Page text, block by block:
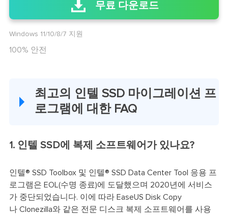
무료 다운로드
Windows 11/10/8/7 지원
100% 안전
최고의 인텔 SSD 마이그레이션 프
로그램에 대한 FAQ
1. 인텔 SSD에 복제 소프트웨어가 있나요?
인텔® SSD Toolbox 및 인텔® SSD Data Center Tool 응용 프
로그램은 EOL(수명 종료)에 도달했으며 2020년에 서비스
가 중단되었습니다. 이에 따라 EaseUS Disk Copy
나 Clonezilla와 같은 전문 디스크 복제 소프트웨어를 사용